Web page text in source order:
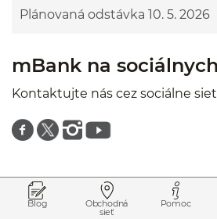
Plánovaná odstávka 10. 5. 2026
mBank na
Kontaktujte nás cez sociálne
Znajdź nas na facebooku
Znajdź nas na twitterze
Znajdź nas na instagramie
Znajdź nas na youtube
Blog Obchodná
sieť
Pomoc